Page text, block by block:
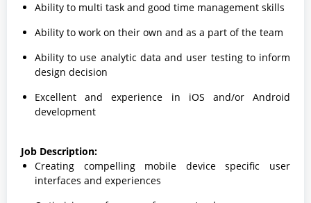
Ability to multi task and good time management skills
Ability to work on their own and as a part of the team
Ability to use analytic data and user testing to inform
design decision
Excellent and experience in iOS and/or Android
development
Job Description:
Creating compelling mobile device specific user
interfaces and experiences